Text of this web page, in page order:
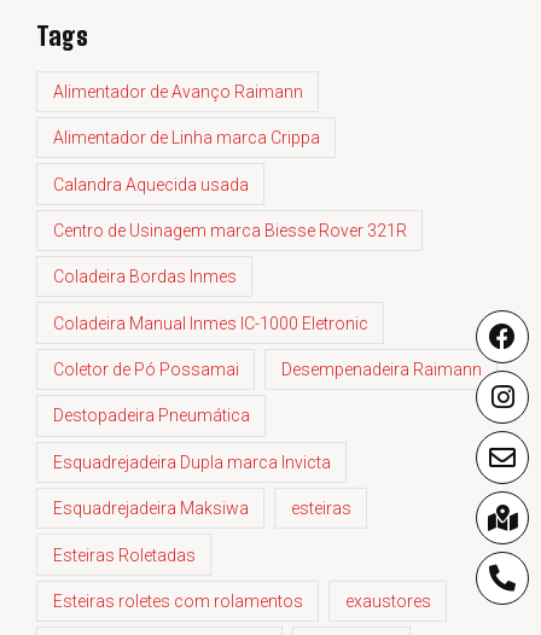
Tags
Alimentador de Avanço Raimann
Alimentador de Linha marca Crippa
Calandra Aquecida usada
Centro de Usinagem marca Biesse Rover 321R
Coladeira Bordas Inmes
Coladeira Manual Inmes IC-1000 Eletronic
Coletor de Pó Possamai Desempenadeira Raimann
Destopadeira Pneumática
Esquadrejadeira Dupla marca Invicta
Esquadrejadeira Maksiwa esteiras
Esteiras Roletadas
Esteiras roletes com rolamentos exaustores